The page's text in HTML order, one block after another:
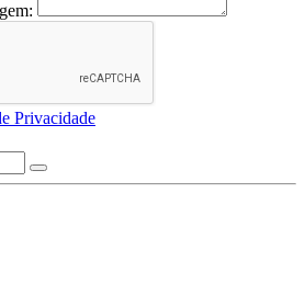
Privacidade